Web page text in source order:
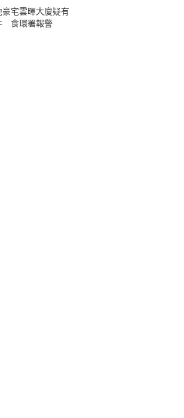
宅雲暉大廈疑有
食環署報警